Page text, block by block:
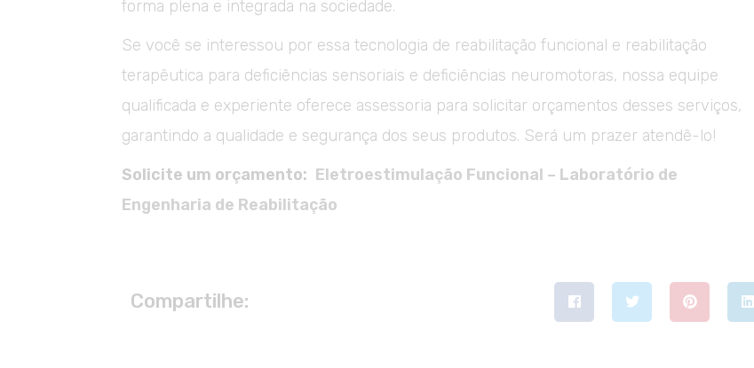
forma plena e integrada na sociedade.
Se você se interessou por essa tecnologia de reabilitação funcional e reabilitação
terapêutica para deficiências sensoriais e deficiências neuromotoras, nossa equipe
qualificada e experiente oferece assessoria para solicitar orçamentos desses serviços,
garantindo a qualidade e segurança dos seus produtos. Será um prazer atendê-lo!
Solicite um orçamento: Eletroestimulação Funcional – Laboratório de
Engenharia de Reabilitação
Compartilhe: